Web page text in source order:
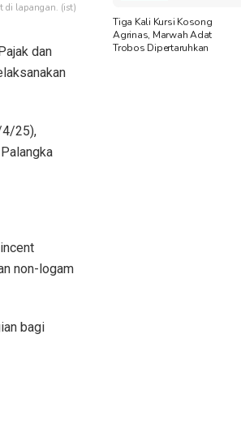
di lapangan. (ist)
dan
4/25),
non-logam
bagi
Tiga Kali Kursi Kosong
Agrinas, Marwah Adat
Trobos Dipertaruhkan